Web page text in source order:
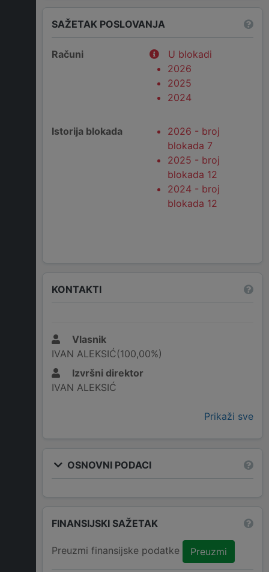
SAŽETAK POSLOVANJA
Računi
U blokadi
2026
2025
2024
Istorija blokada
2026 - broj
blokada 7
2025 - broj
blokada 12
2024 - broj
blokada 12
KONTAKTI
Vlasnik
IVAN ALEKSIĆ(100,00%)
Izvršni direktor
IVAN ALEKSIĆ
Prikaži sve
OSNOVNI PODACI
FINANSIJSKI SAŽETAK
Preuzmi finansijske podatke Preuzmi